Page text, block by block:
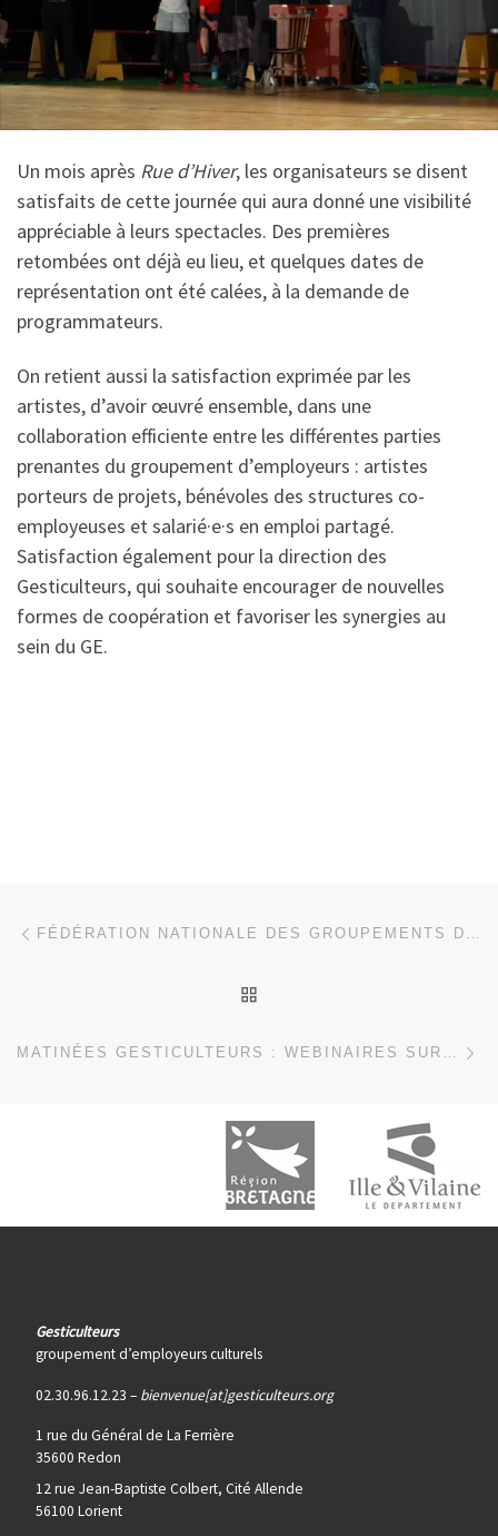
Un mois après Rue d’Hiver, les organisateurs se disent
satisfaits de cette journée qui aura donné une visibilité
appréciable à leurs spectacles. Des premières
retombées ont déjà eu lieu, et quelques dates de
représentation ont été calées, à la demande de
programmateurs.
On retient aussi la satisfaction exprimée par les
artistes, d’avoir œuvré ensemble, dans une
collaboration efficiente entre les différentes parties
prenantes du groupement d’employeurs : artistes
porteurs de projets, bénévoles des structures co-
employeuses et salarié·e·s en emploi partagé.
Satisfaction également pour la direction des
Gesticulteurs, qui souhaite encourager de nouvelles
formes de coopération et favoriser les synergies au
sein du GE.
Parcourir les articles FÉDÉRATION NATIONALE DES GROUPEMENTS D’EMPLOYEURS CULTURE
MATINÉES GESTICULTEURS : WEBINAIRES SUR L’EMPLOI PARTAGÉ DANS LA CULTURE
Gesticulteurs
groupement d’employeurs culturels
02.30.96.12.23 – bienvenue[at]gesticulteurs.org
1 rue du Général de La Ferrière
35600 Redon
12 rue Jean-Baptiste Colbert, Cité Allende
56100 Lorient